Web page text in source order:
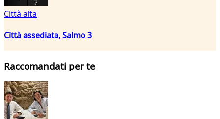
Città alta
Città assediata, Salmo 3
Raccomandati per te